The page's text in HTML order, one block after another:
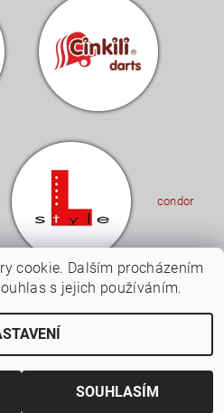
condor
všechna práva vyhrazena
cookies
cookie. Dalším procházením
s jejich používáním.
SOUHLASÍM